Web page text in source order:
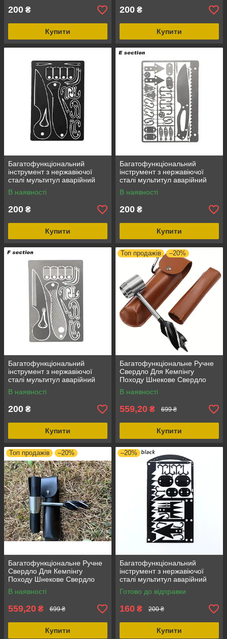
200 ₴
Купити
200 ₴
Купити
Багатофункціональний
інструмент з нержавіючої
сталі мультитул аварійний
інструмент для кемпінгу
Кредитка-мульт, новий, Type
В наявності
200 ₴
Купити
Багатофункціональний
інструмент з нержавіючої
сталі мультитул аварійний
інструмент для кемпінгу
Кредитка-мульт, новий, Type
В наявності
200 ₴
Купити
Багатофункціональний
інструмент з нержавіючої
сталі мультитул аварійний
інструмент для кемпінгу
Кредитка-мульт, новий, Type
В наявності
200 ₴
Купити
Топ продажів –20%
Багатофункціональне Ручне
Свердло Для Кемпінгу
Походу Шнекове Свердло
Для Виживання, Бур для
Бушкрафт, діаметр 25 мм
В наявності
559,20 ₴ 699 ₴
Купити
Топ продажів –20%
Багатофункціональне Ручне
Свердло Для Кемпінгу
Походу Шнекове Свердло
Для Виживання, Бур для
Бушкрафт, діаметр 25 мм
В наявності
559,20 ₴ 699 ₴
Купити
–20%
Багатофункціональний
інструмент з нержавіючої
сталі мультитул аварійний
інструмент для кемпінгу
Кредитка-мульт, компактний і
Готово до відправки
160 ₴ 200 ₴
Купити